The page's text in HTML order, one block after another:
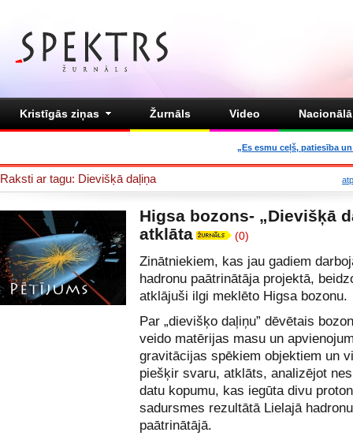
Kristīgās ziņas Žurnāls Video
„Es esmu ceļš, patiesība
Raksti ar tagu: Dievišķā daļiņa
Higsa bozons- „Dievišķā
atklāta
(0)
Zinātniekiem, kas jau gadiem
hadronu paātrinātāja projektā,
atklājuši ilgi meklēto Higsa bozonu.
Par „dievišķo daļiņu” dēvētais
veido matērijas masu un
gravitācijas spēkiem objektiem un
piešķir svaru, atklāts, analizējot
datu kopumu, kas iegūta divu
sadursmes rezultātā Lielajā hadronu
paātrinātājā.